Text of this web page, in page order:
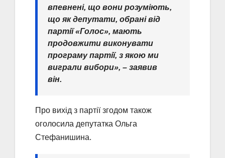
впевнені, що вони розуміють,
що як депутати, обрані від
партії «Голос», мають
продовжити виконувати
програму партії, з якою ми
виграли вибори», – заявив
він.
Про вихід з партії згодом також
оголосила депутатка Ольга
Стефанишина.